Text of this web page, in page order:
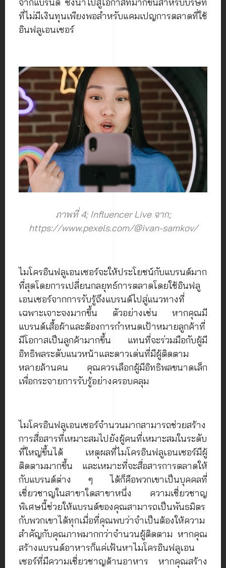
ที่ไม่มีเงินทุนเพียงพอสำหรับแคมเปญการตลาดที่ใช้
อินฟลูเอนเซอร์
ภาพที่ 4; Influencer Live จาก;
https://www.pexels.com/@ivan-samkov/
ไมโครอินฟลูเอนเซอร์จะให้ประโยชน์กับแบรนด์มาก
ที่สุดโดยการเปลี่ยนกลยุทธ์การตลาดโดยใช้อินฟลู
เอนเซอร์จากการรับรู้ถึงแบรนด์ไปสู่แนวทางที่
เฉพาะเจาะจงมากขึ้น ตัวอย่างเช่น หากคุณมี
แบรนด์เสื้อผ้าและต้องการกำหนดเป้าหมายลูกค้าที่
มีโอกาสเป็นลูกค้ามากขึ้น แทนที่จะร่วมมือกับผู้มี
อิทธิพลระดับแนวหน้าและดาวเด่นที่มีผู้ติดตาม
หลายล้านคน คุณควรเลือกผู้มีอิทธิพลขนาดเล็ก
เพื่อกระจายการรับรู้อย่างครอบคลุม
ไมโครอินฟลูเอนเซอร์จำนวนมากสามารถช่วยสร้าง
การสื่อสารที่เหมาะสมไปยังผู้คนที่เหมาะสมในระดับ
ที่ใหญ่ขึ้นได้ เหตุผลที่ไมโครอินฟลูเอนเซอร์มีผู้
ติดตามมากขึ้น และเหมาะที่จะสื่อสารการตลาดให้
กับแบรนด์ต่าง ๆ ได้ก็คือพวกเขาเป็นบุคคลที่
เชี่ยวชาญในสาขาใดสาขาหนึ่ง ความเชี่ยวชาญ
พิเศษนี้ช่วยให้แบรนด์ของคุณสามารถเป็นพันธมิตร
กับพวกเขาได้ทุกเมื่อที่คุณพบว่าจำเป็นต้องให้ความ
สำคัญกับคุณภาพมากกว่าจำนวนผู้ติดตาม หากคุณ
สร้างแบรนด์อาหารก็แค่เฟ้นหาไมโครอินฟลูเอน
เซอร์ที่มีความเชี่ยวชาญด้านอาหาร หากคุณสร้าง